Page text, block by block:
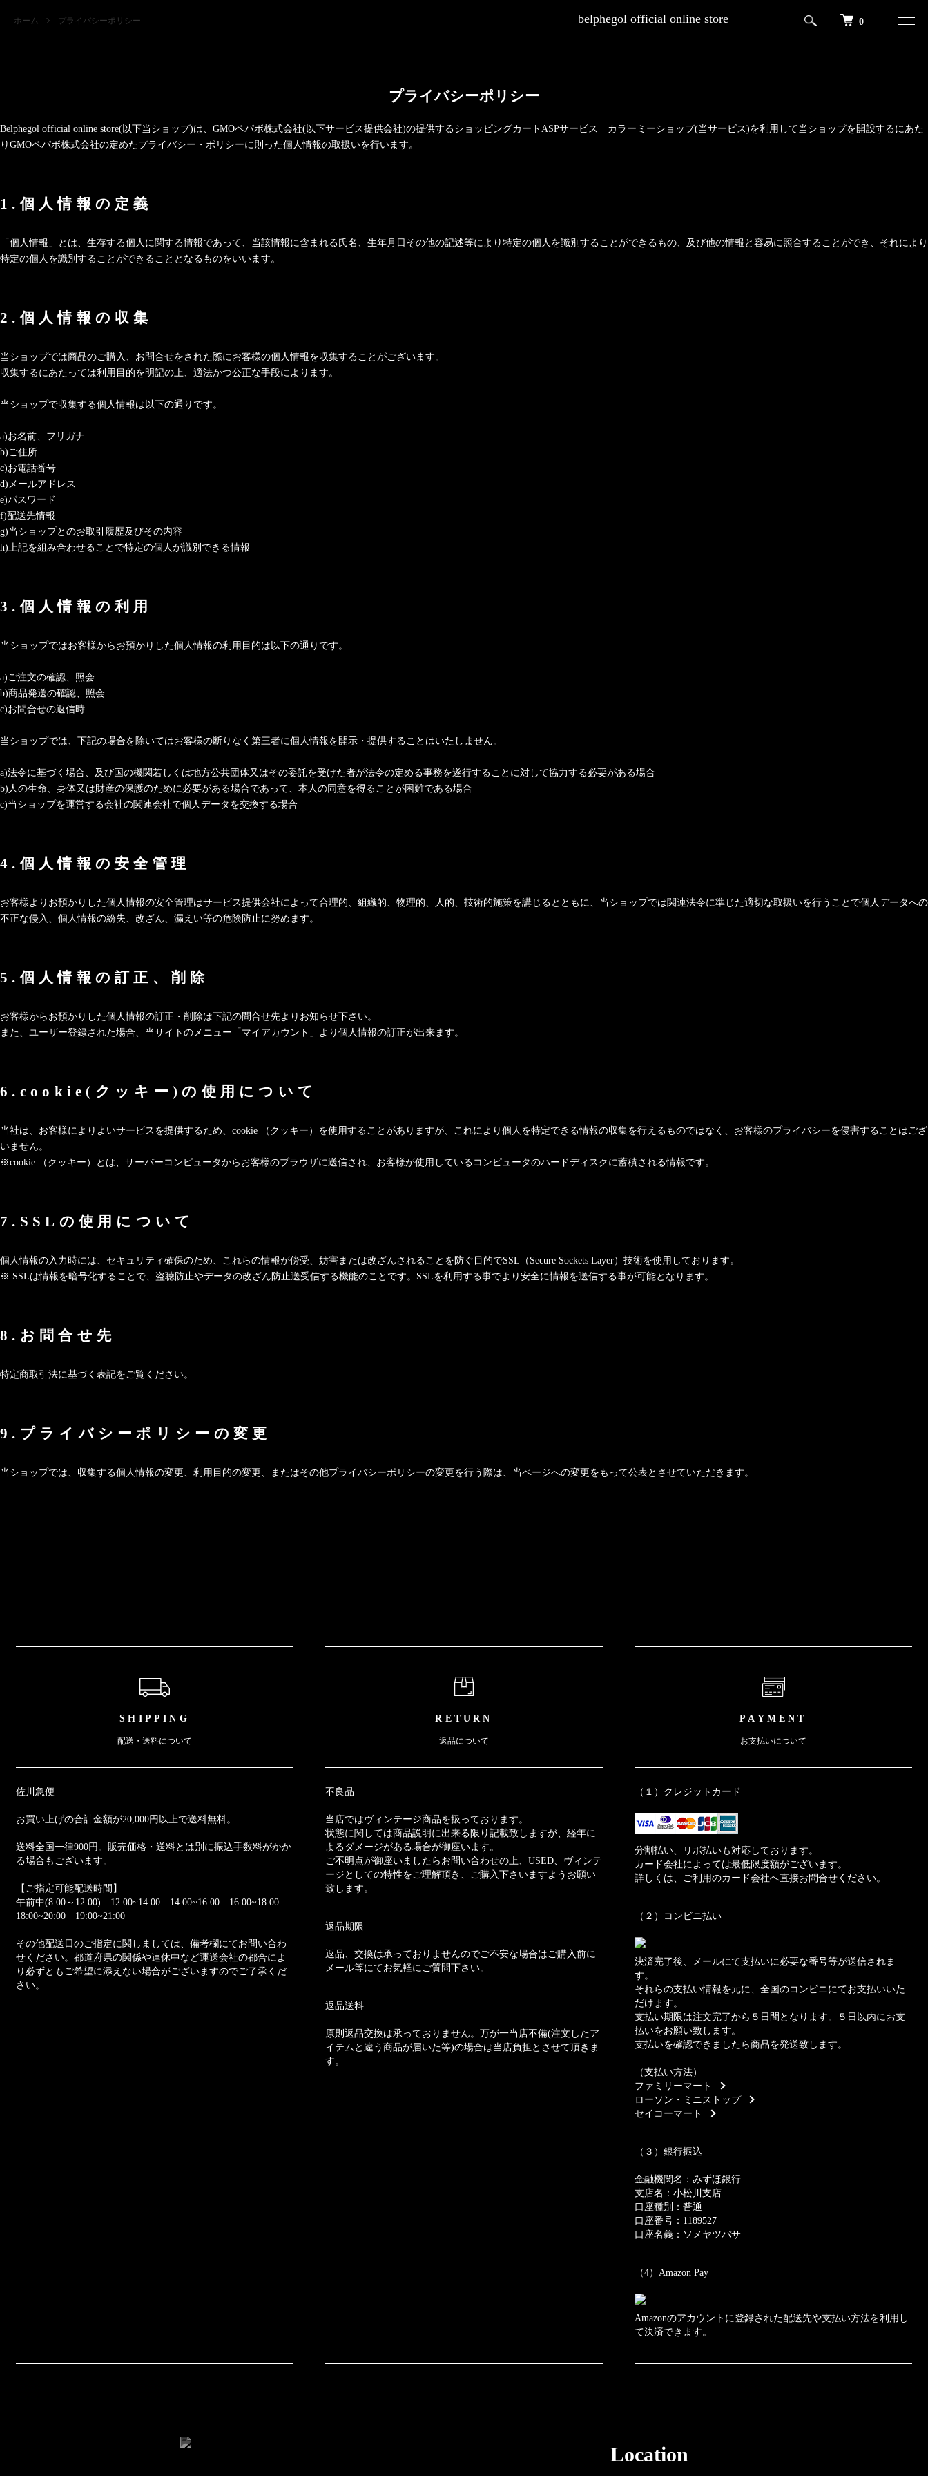
belphegol official online store 0
ホーム プライバシーポリシー
プライバシーポリシー
Belphegol official online store(以下当ショップ)は、 GMOペパボ株式会社(以下サービス提供会社)の提供するショッピングカートASPサービス カラーミーショップ(当サービス)を利用して当ショップを開設するにあた
りGMOペパボ株式会社の定めたプライバシー・ポリシーに則った個人情報の取扱いを行います。
1.個人情報の定義
「個人情報」とは、生存する個人に関する情報であって、当該情報に含まれる氏名、生年月日その他の記述等により特定の個人を識別することができるもの、及び他の情報と容易に照合することができ、それにより
特定の個人を識別することができることとなるものをいいます。
2.個人情報の収集
当ショップでは商品のご購入、お問合せをされた際にお客様の個人情報を収集することがございます。
収集するにあたっては利用目的を明記の上、適法かつ公正な手段によります。
当ショップで収集する個人情報は以下の通りです。
a)お名前、フリガナ
b)ご住所
c)お電話番号
d)メールアドレス
e)パスワード
f)配送先情報
g)当ショップとのお取引履歴及びその内容
h)上記を組み合わせることで特定の個人が識別できる情報
3.個人情報の利用
当ショップではお客様からお預かりした個人情報の利用目的は以下の通りです。
a)ご注文の確認、照会
b)商品発送の確認、照会
c)お問合せの返信時
当ショップでは、下記の場合を除いてはお客様の断りなく第三者に個人情報を開示・提供することはいたしません。
a)法令に基づく場合、及び国の機関若しくは地方公共団体又はその委託を受けた者が法令の定める事務を遂行することに対して協力する必要がある場合
b)人の生命、身体又は財産の保護のために必要がある場合であって、本人の同意を得ることが困難である場合
c)当ショップを運営する会社の関連会社で個人データを交換する場合
4.個人情報の安全管理
お客様よりお預かりした個人情報の安全管理はサービス提供会社によって合理的、組織的、物理的、人的、技術的施策を講じるとともに、当ショップでは関連法令に準じた適切な取扱いを行うことで個人データへの
不正な侵入、個人情報の紛失、改ざん、漏えい等の危険防止に努めます。
5.個人情報の訂正、削除
お客様からお預かりした個人情報の訂正・削除は下記の問合せ先よりお知らせ下さい。
また、ユーザー登録された場合、当サイトのメニュー「マイアカウント」より個人情報の訂正が出来ます。
6.cookie(クッキー)の使用について
当社は、お客様によりよいサービスを提供するため、cookie （クッキー）を使用することがありますが、これにより個人を特定できる情報の収集を行えるものではなく、お客様のプライバシーを侵害することはござ
いません。
※cookie （クッキー）とは、サーバーコンピュータからお客様のブラウザに送信され、お客様が使用しているコンピュータのハードディスクに蓄積される情報です。
7.SSLの使用について
個人情報の入力時には、セキュリティ確保のため、これらの情報が傍受、妨害または改ざんされることを防ぐ目的でSSL（Secure Sockets Layer）技術を使用しております。
※ SSLは情報を暗号化することで、盗聴防止やデータの改ざん防止送受信する機能のことです。SSLを利用する事でより安全に情報を送信する事が可能となります。
8.お問合せ先
特定商取引法に基づく表記をご覧ください。
9.プライバシーポリシーの変更
当ショップでは、収集する個人情報の変更、利用目的の変更、またはその他プライバシーポリシーの変更を行う際は、当ページへの変更をもって公表とさせていただきます。
SHIPPING
配送・送料について
佐川急便
お買い上げの合計金額が20,000円以上で送料無料。
送料全国一律900円。販売価格・送料とは別に振込手数料がかか
る場合もございます。
【ご指定可能配送時間】
午前中(8:00～12:00) 12:00~14:00 14:00~16:00 16:00~18:00
18:00~20:00 19:00~21:00
その他配送日のご指定に関しましては、備考欄にてお問い合わ
せください。都道府県の関係や連休中など運送会社の都合によ
り必ずともご希望に添えない場合がございますのでご了承くだ
さい。
RETURN
返品について
不良品
当店ではヴィンテージ商品を扱っております。
状態に関しては商品説明に出来る限り記載致しますが、経年に
よるダメージがある場合が御座います。
ご不明点が御座いましたらお問い合わせの上、USED、ヴィンテ
ージとしての特性をご理解頂き、ご購入下さいますようお願い
致します。
返品期限
返品、交換は承っておりませんのでご不安な場合はご購入前に
メール等にてお気軽にご質問下さい。
返品送料
原則返品交換は承っておりません。万が一当店不備(注文したア
イテムと違う商品が届いた等)の場合は当店負担とさせて頂きま
す。
PAYMENT
お支払いについて
（１）クレジットカード
分割払い、リボ払いも対応しております。
カード会社によっては最低限度額がございます。
詳しくは、ご利用のカード会社へ直接お問合せください。
（２）コンビニ払い
決済完了後、メールにて支払いに必要な番号等が送信されま
す。
それらの支払い情報を元に、全国のコンビニにてお支払いいた
だけます。
支払い期限は注文完了から５日間となります。５日以内にお支
払いをお願い致します。
支払いを確認できましたら商品を発送致します。
（支払い方法）
ファミリーマート
ローソン・ミニストップ
セイコーマート
（３）銀行振込
金融機関名：みずほ銀行
支店名：小松川支店
口座種別：普通
口座番号：1189527
口座名義：ソメヤツバサ
（4）Amazon Pay
Amazonのアカウントに登録された配送先や支払い方法を利用し
て決済できます。
Location